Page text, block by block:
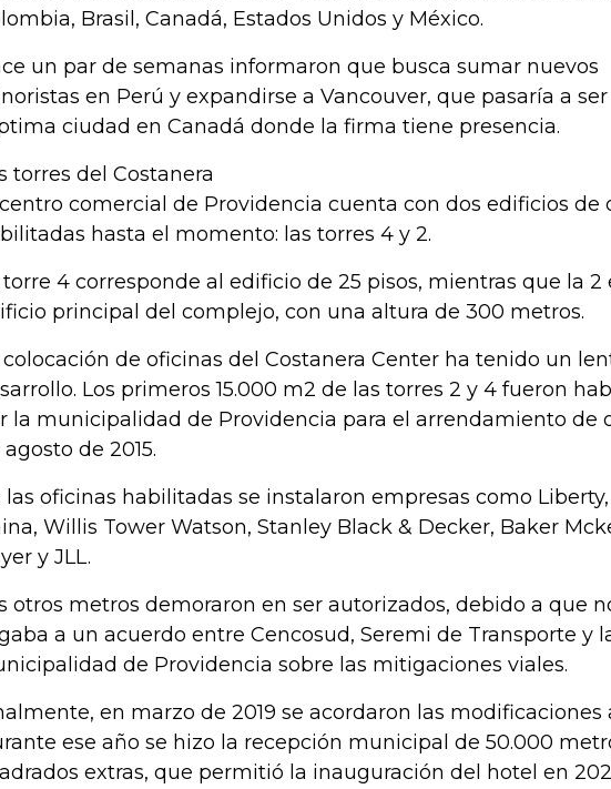
Brasil, Canadá, Estados Unidos y México.
un par de semanas informaron que busca sumar nuevos
en Perú y expandirse a Vancouver, que pasaría a ser
ciudad en Canadá donde la firma tiene presencia.
torres del Costanera
comercial de Providencia cuenta con dos edificios de
hasta el momento: las torres 4 y 2.
torre 4 corresponde al edificio de 25 pisos, mientras que la 2
principal del complejo, con una altura de 300 metros.
colocación de oficinas del Costanera Center ha tenido un
Los primeros 15.000 m2 de las torres 2 y 4 fueron
la municipalidad de Providencia para el arrendamiento de
de 2015.
las oficinas habilitadas se instalaron empresas como
Willis Tower Watson, Stanley Black & Decker, Baker
y JLL.
otros metros demoraron en ser autorizados, debido a que
a un acuerdo entre Cencosud, Seremi de Transporte y
de Providencia sobre las mitigaciones viales.
en marzo de 2019 se acordaron las modificaciones
ese año se hizo la recepción municipal de 50.000
extras, que permitió la inauguración del hotel en